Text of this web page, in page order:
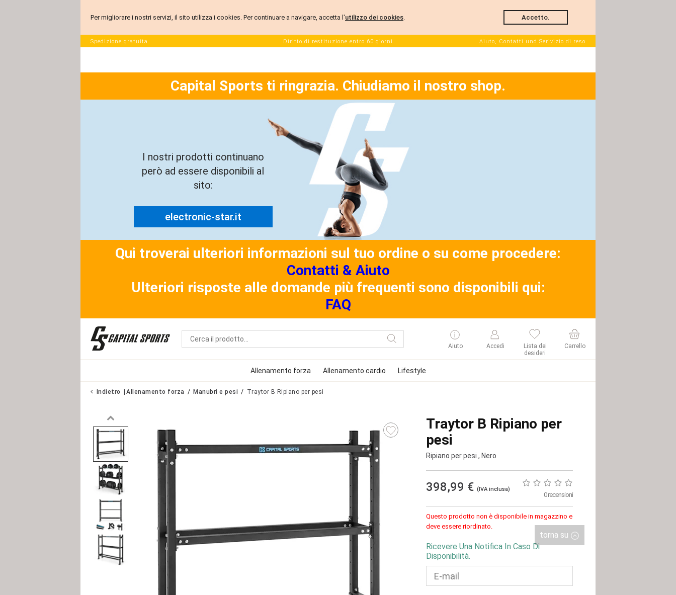
Capital Sports ti ringrazia. Chiudiamo il nostro shop.
I nostri prodotti continuano
però ad essere disponibili al
sito:
electronic-star.it
Qui troverai ulteriori informazioni sul tuo ordine o su come procedere:
Contatti & Aiuto
Ulteriori risposte alle domande più frequenti sono disponibili qui:
FAQ
Aiuto Accedi
Lista dei
desideri
Carrello
Allenamento forza Allenamento cardio Lifestyle
Indietro Allenamento forza Manubri e pesi Traytor B Ripiano per pesi
Traytor B Ripiano per
pesi
Ripiano per pesi , Nero
398,99 € (IVA inclusa)
0 recensioni
Questo prodotto non è disponibile in magazzino e
deve essere riordinato.
Ricevere Una Notifica In Caso Di
Disponibilità.
Spedizione gratuita Diritto di restituzione entro 60 giorni Aiuto, Contatti und Serivizio di reso
Per migliorare i nostri servizi, il sito utilizza i cookies. Per continuare a navigare, accetta l'utilizzo dei cookies. Accetto.
torna su